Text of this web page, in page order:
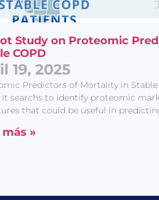
Study on Proteomic
COPD
19, 2025
Predictors of Mortality in
It searchs to identify proteomic
that could be useful in
más »